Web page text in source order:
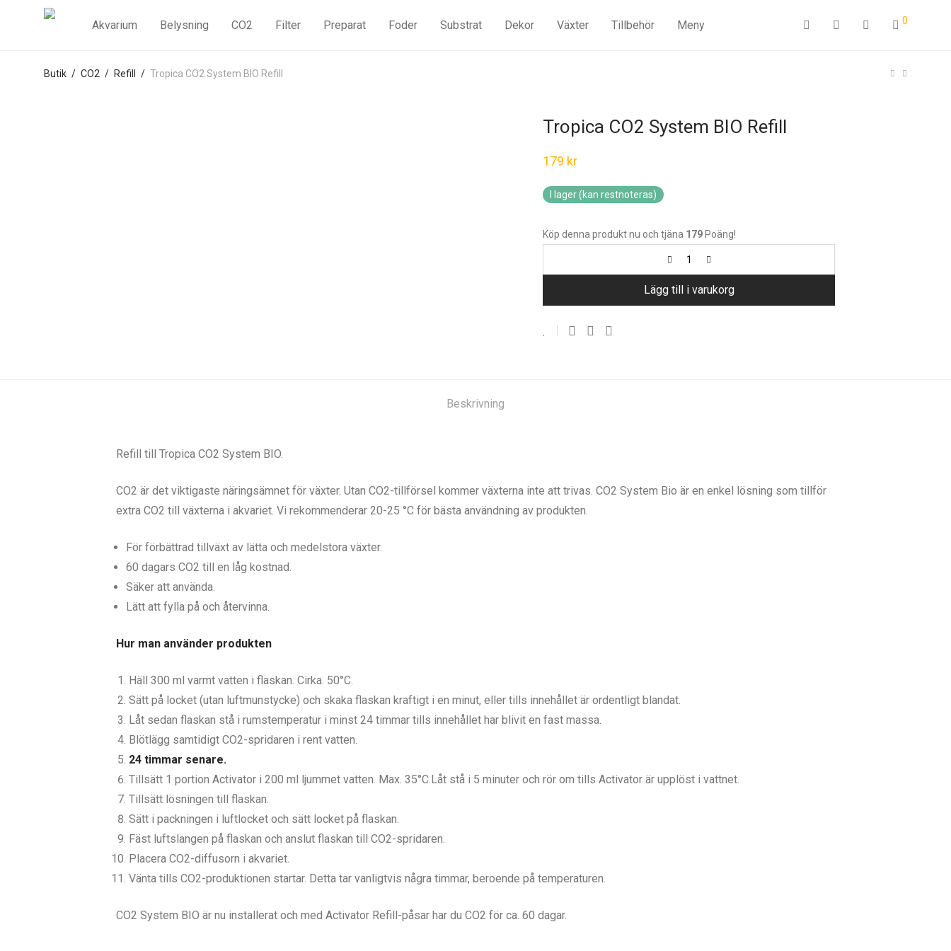
Akvarium Belysning CO2 Filter Preparat Foder Substrat Dekor Växter Tillbehör Meny 0
Butik / CO2 / Refill / Tropica CO2 System BIO Refill
Tropica CO2 System BIO Refill
179 kr
I lager (kan restnoteras)
Köp denna produkt nu och tjäna 179 Poäng!
Lägg till i varukorg
Beskrivning
Refill till Tropica CO2 System BIO.
CO2 är det viktigaste näringsämnet för växter. Utan CO2-tillförsel kommer växterna inte att trivas. CO2 System Bio är en enkel lösning som tillför
extra CO2 till växterna i akvariet. Vi rekommenderar 20-25 °C för bästa användning av produkten.
För förbättrad tillväxt av lätta och medelstora växter.
60 dagars CO2 till en låg kostnad.
Säker att använda.
Lätt att fylla på och återvinna.
Hur man använder produkten
Häll 300 ml varmt vatten i flaskan. Cirka. 50°C.
Sätt på locket (utan luftmunstycke) och skaka flaskan kraftigt i en minut, eller tills innehållet är ordentligt blandat.
Låt sedan flaskan stå i rumstemperatur i minst 24 timmar tills innehållet har blivit en fast massa.
Blötlägg samtidigt CO2-spridaren i rent vatten.
24 timmar senare.
Tillsätt 1 portion Activator i 200 ml ljummet vatten. Max. 35°C.Låt stå i 5 minuter och rör om tills Activator är upplöst i vattnet.
Tillsätt lösningen till flaskan.
Sätt i packningen i luftlocket och sätt locket på flaskan.
Fäst luftslangen på flaskan och anslut flaskan till CO2-spridaren.
Placera CO2-diffusorn i akvariet.
Vänta tills CO2-produktionen startar. Detta tar vanligtvis några timmar, beroende på temperaturen.
CO2 System BIO är nu installerat och med Activator Refill-påsar har du CO2 för ca. 60 dagar.